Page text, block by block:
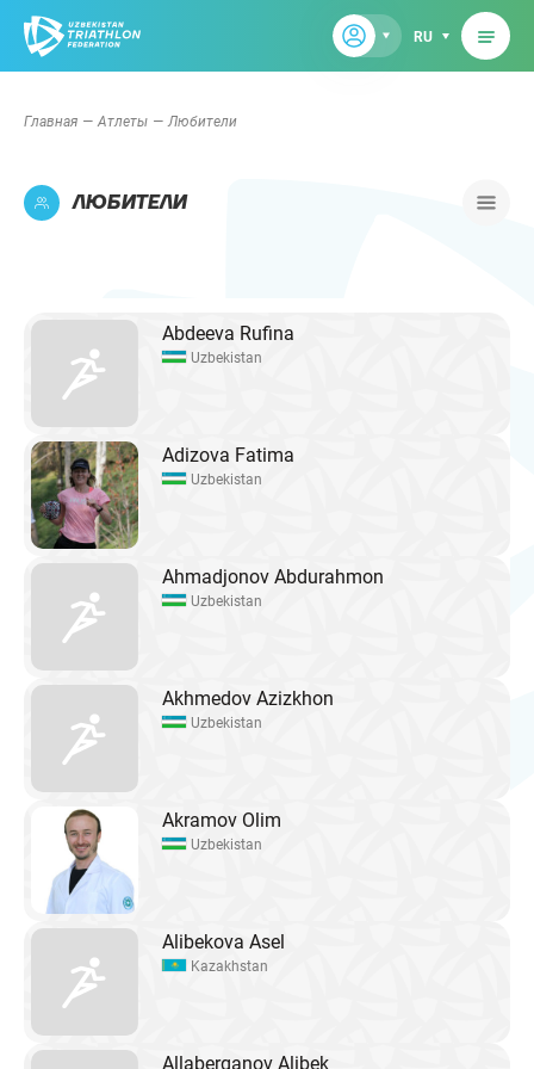
RU
Главная Атлеты Любители
ЛЮБИТЕЛИ
Abdeeva Rufina
Uzbekistan
Adizova Fatima
Uzbekistan
Ahmadjonov Abdurahmon
Uzbekistan
Akhmedov Azizkhon
Uzbekistan
Akramov Olim
Uzbekistan
Alibekova Asel
Kazakhstan
Allaberganov Alibek